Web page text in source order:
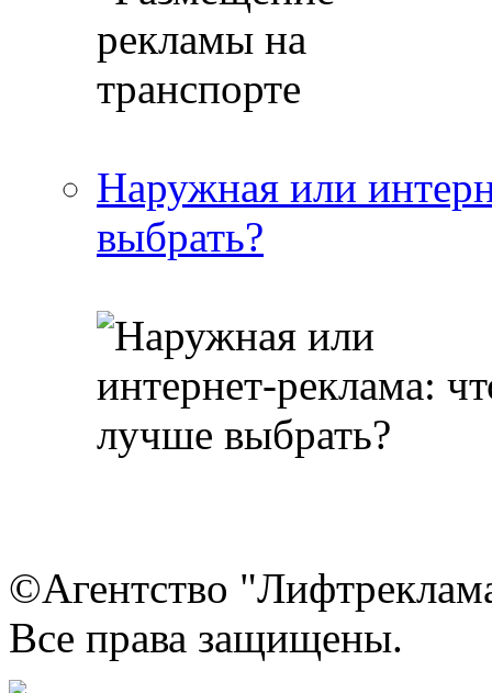
Наружная или
выбрать?
©Агентство
Все права защищены.